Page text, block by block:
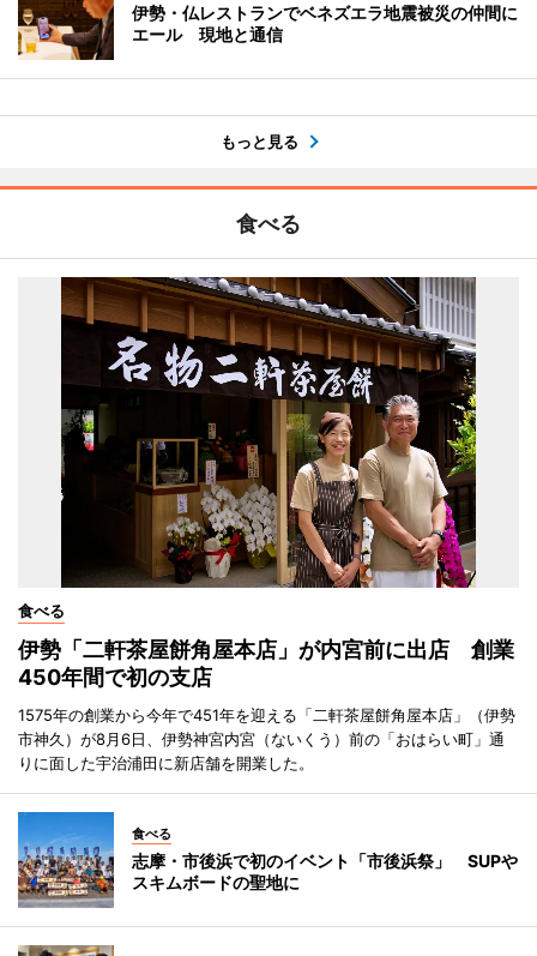
伊勢・仏レストランでベネズエラ地震被災の仲間に
エール 現地と通信
もっと見る
食べる
食べる
伊勢「二軒茶屋餅角屋本店」が内宮前に出店 創業
450年間で初の支店
1575年の創業から今年で451年を迎える「二軒茶屋餅角屋本店」（伊勢
市神久）が8月6日、伊勢神宮内宮（ないくう）前の「おはらい町」通
りに面した宇治浦田に新店舗を開業した。
食べる
志摩・市後浜で初のイベント「市後浜祭」 SUPや
スキムボードの聖地に